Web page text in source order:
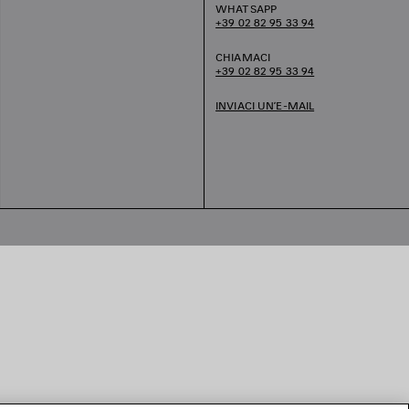
WHATSAPP
+39 02 82 95 33 94
CHIAMACI
+39 02 82 95 33 94
INVIACI UN’E-MAIL